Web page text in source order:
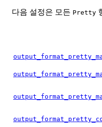
다음 설정은 모든 Pretty